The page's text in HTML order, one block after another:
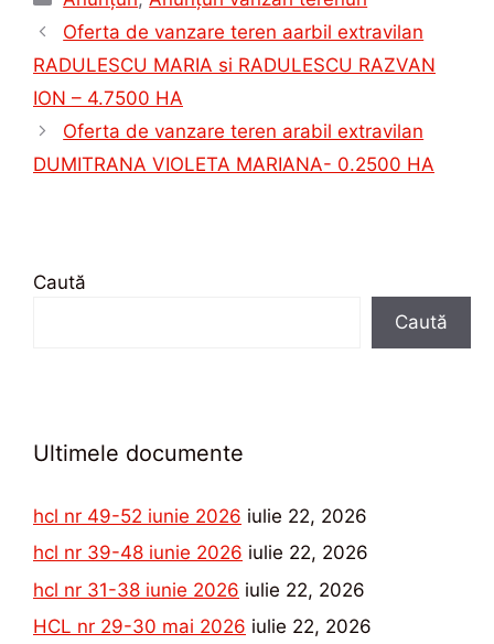
Oferta de vanzare teren aarbil extravilan
RADULESCU MARIA si RADULESCU RAZVAN
ION – 4.7500 HA
Oferta de vanzare teren arabil extravilan
DUMITRANA VIOLETA MARIANA- 0.2500 HA
Caută
Caută
Ultimele documente
hcl nr 49-52 iunie 2026 iulie 22, 2026
hcl nr 39-48 iunie 2026 iulie 22, 2026
hcl nr 31-38 iunie 2026 iulie 22, 2026
HCL nr 29-30 mai 2026 iulie 22, 2026